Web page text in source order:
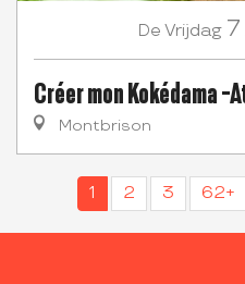
De Vrijdag 7
Créer mon Kokédama
Montbrison
1 2 3 62+